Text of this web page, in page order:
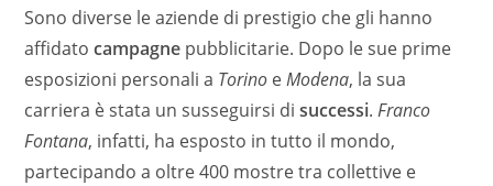
Sono diverse le aziende di prestigio che gli hanno
affidatocampagne pubblicitarie. Dopo le sue prime
esposizioni personali a Torino eModena, la sua
carriera è stata un susseguirsi disuccessi.Franco
Fontana, infatti, ha esposto in tutto il mondo,
partecipando a oltre 400 mostre tra collettive e